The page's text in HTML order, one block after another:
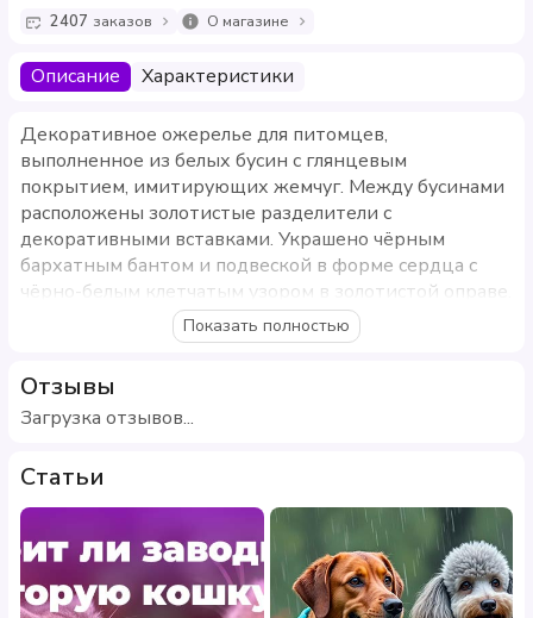
2407 заказов О магазине
Описание Характеристики
Декоративное ожерелье для питомцев,
выполненное из белых бусин с глянцевым
покрытием, имитирующих жемчуг. Между бусинами
расположены золотистые разделители с
декоративными вставками. Украшено чёрным
бархатным бантом и подвеской в форме сердца с
чёрно-белым клетчатым узором в золотистой оправе.
Оснащено металлическим карабином для удобного
Особенности
Металлический карабин-замок для надёжного
Золотистые декоративные вставки
Чёрный бархатный бант
Подвеска-сердце с клетчатым узором
Показать полностью
Отзывы
Загрузка отзывов...
Статьи